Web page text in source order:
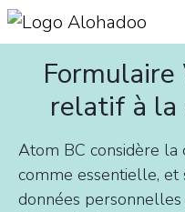
relatif à
Atom BC considère la
comme essentielle,
données